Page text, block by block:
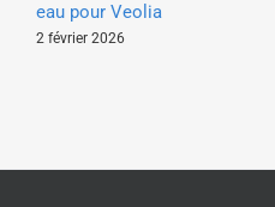
eau pour Veolia
2 février 2026